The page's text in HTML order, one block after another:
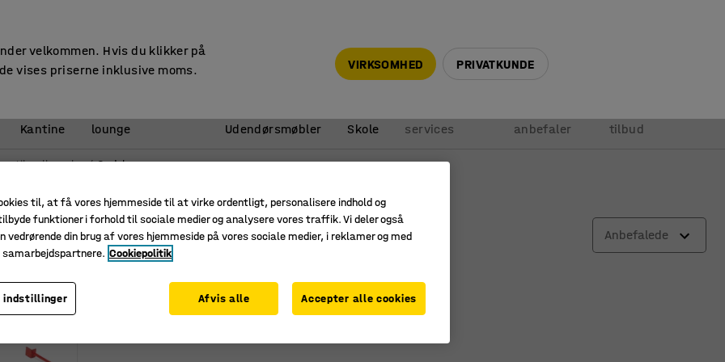
Kantine
lounge
Udendørsmøbler Skole
services
anbefaler
tilbud
til pallereoler Opdelere
Anbefalede
velkommen. Hvis du klikker på
vises priserne inklusive moms.
VIRKSOMHED PRIVATKUNDE
til, at få vores hjemmeside til at virke ordentligt, personalisere indhold og
funktioner i forhold til sociale medier og analysere vores traffik. Vi deler også
vedrørende din brug af vores hjemmeside på vores sociale medier, i reklamer og med
Cookiepolitik
indstillinger Afvis alle Accepter alle cookies